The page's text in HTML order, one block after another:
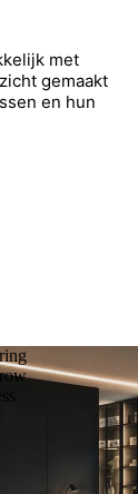
met
gemaakt
en hun